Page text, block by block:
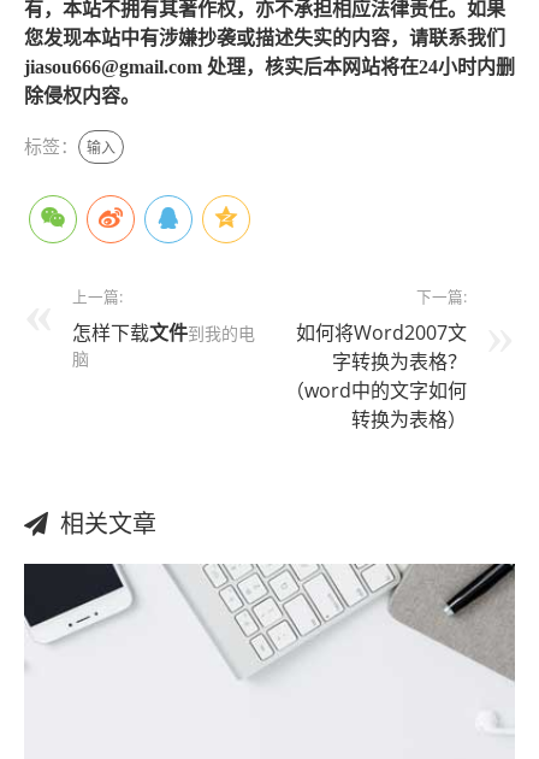
有，本站不拥有其著作权，亦不承担相应法律责任。如果
您发现本站中有涉嫌抄袭或描述失实的内容，请联系我们
jiasou666@gmail.com 处理，核实后本网站将在24小时内删
除侵权内容。
标签： 输入
上一篇:
怎样下载文件到我的电
脑
下一篇:
如何将Word2007文
字转换为表格？
（word中的文字如何
转换为表格）
相关文章